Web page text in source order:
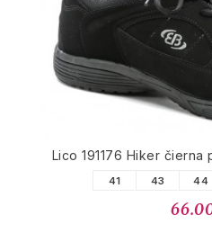
Lico 191176 Hiker
41 43 44